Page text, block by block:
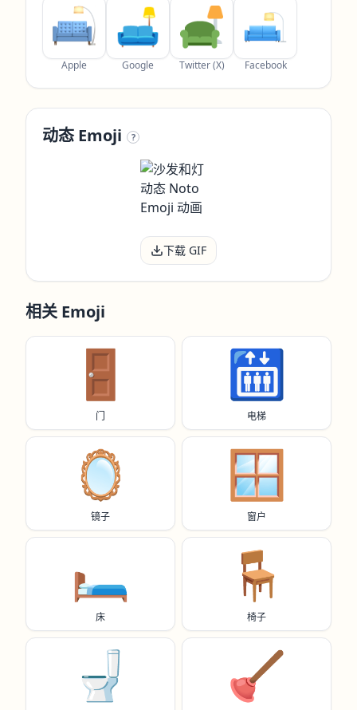
Apple Google Twitter (X) Facebook
动态 Emoji ?
下载 GIF
相关 Emoji
🚪
门
🛗
电梯
🪞
镜子
🪟
窗户
🛏️
床
🪑
椅子
🚽 🪠